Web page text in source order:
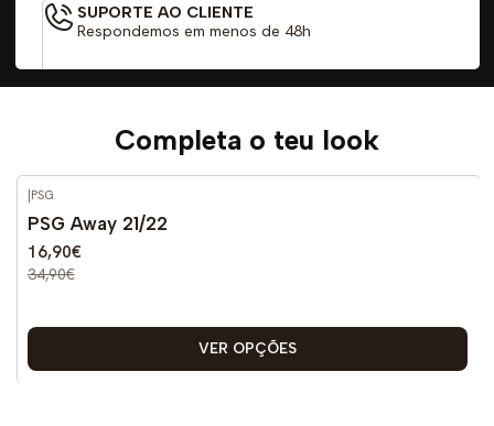
SUPORTE AO CLIENTE
Respondemos em menos de 48h
Completa o teu look
DESCONTO
|PSG
PSG Away 21/22
16,90€
34,90€
VER OPÇÕES